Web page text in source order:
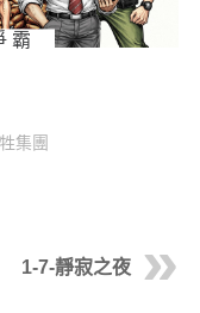
霸
集團
1-7-靜寂之夜